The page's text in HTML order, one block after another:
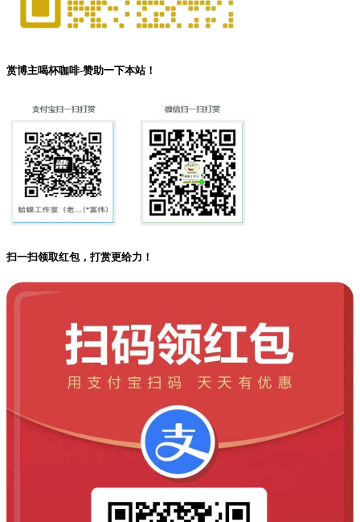
赏博主喝杯咖啡-赞助一下本站！
扫一扫领取红包，打赏更给力！